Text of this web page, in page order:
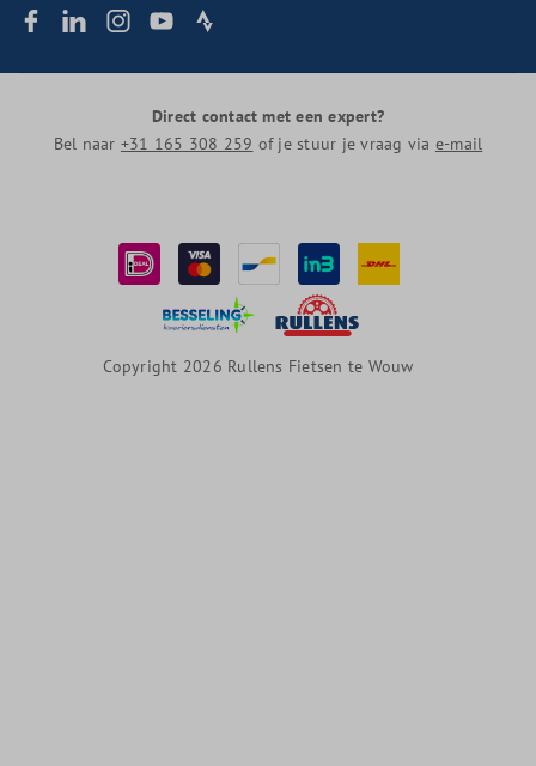
Direct contact met een expert?
Bel naar +31 165 308 259 of je stuur je vraag via e-mail
Copyright 2026 Rullens Fietsen te Wouw